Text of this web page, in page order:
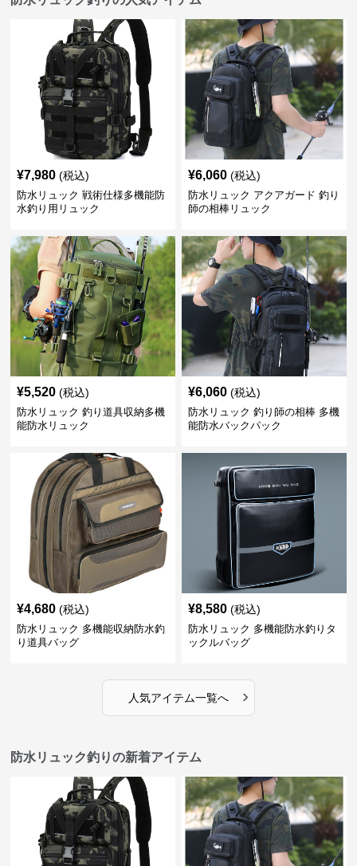
¥7,980 (税込)
防水リュック 戦術仕様多機能防
水釣り用リュック
¥6,060 (税込)
防水リュック アクアガード 釣り
師の相棒リュック
¥5,520 (税込)
防水リュック 釣り道具収納多機
能防水リュック
¥6,060 (税込)
防水リュック 釣り師の相棒 多機
能防水バックパック
¥4,680 (税込)
防水リュック 多機能収納防水釣
り道具バッグ
¥8,580 (税込)
防水リュック 多機能防水釣りタ
ックルバッグ
人気アイテム一覧へ ›
防水リュック釣りの新着アイテム